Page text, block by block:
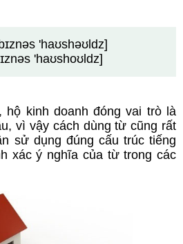
'haʊshəʊldz]
'haʊshoʊldz]
hộ kinh doanh đóng vai trò là
vì vậy cách dùng từ cũng rất
sử dụng đúng cấu trúc tiếng
xác ý nghĩa của từ trong các